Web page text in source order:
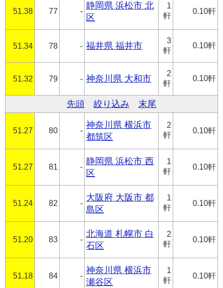
51.38 77 -
静岡県 浜松市 北
区
1
軒
0.10軒
51.34 78 - 福井県 福井市
3
軒
0.10軒
51.32 79 - 神奈川県 大和市
2
軒
0.10軒
先頭 絞り込み 末尾
51.27 80 -
神奈川県 横浜市
都筑区
2
軒
0.10軒
51.27 81 -
静岡県 浜松市 西
区
1
軒
0.10軒
51.24 82 -
大阪府 大阪市 都
島区
1
軒
0.10軒
51.20 83 -
北海道 札幌市 白
石区
2
軒
0.10軒
51.18 84 -
神奈川県 横浜市
瀬谷区
1
軒
0.10軒